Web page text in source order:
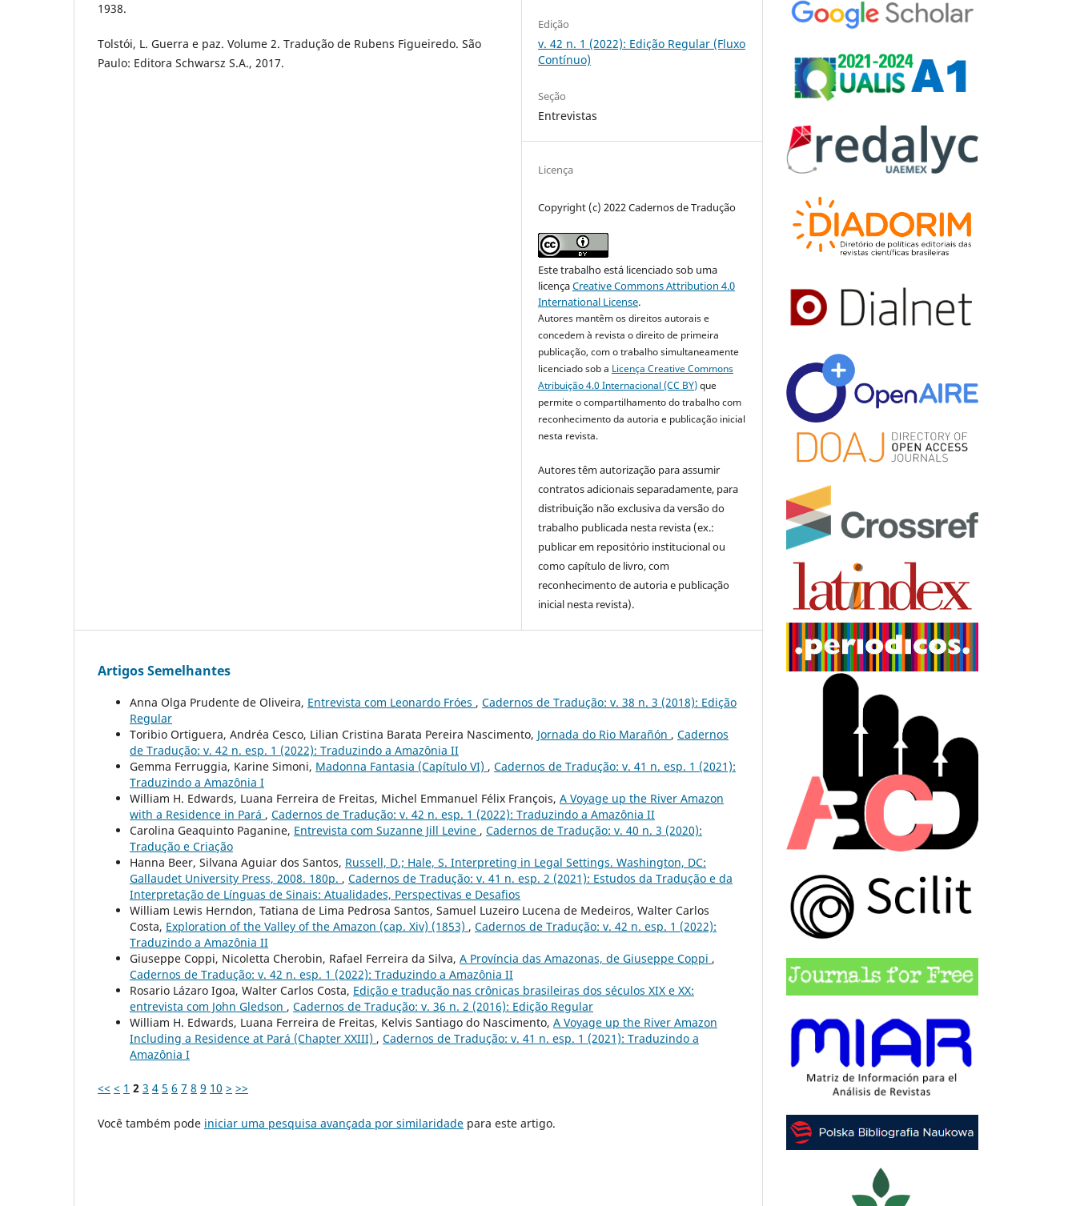
1938.
Tolstói, L. Guerra e paz. Volume 2. Tradução de Rubens Figueiredo. São
Paulo: Editora Schwarsz S.A., 2017.
Edição
v. 42 n. 1 (2022): Edição Regular (Fluxo
Contínuo)
Seção
Entrevistas
Licença
Copyright (c) 2022 Cadernos de Tradução
Este trabalho está licenciado sob uma
licençaCreative Commons Attribution 4.0
International License.
Autores mantêm os direitos autorais e
concedem à revista o direito de primeira
publicação, com o trabalho simultaneamente
licenciado sob a Licença Creative Commons
Atribuição 4.0 Internacional (CC BY)que
permite o compartilhamento do trabalho com
reconhecimento da autoria e publicação inicial
nesta revista.
Autores têm autorização para assumir
contratos adicionais separadamente, para
distribuição não exclusiva da versão do
trabalho publicada nesta revista (ex.:
publicar em repositório institucional ou
como capítulo de livro, com
reconhecimento de autoria e publicação
inicial nesta revista).
Artigos Semelhantes
Anna Olga Prudente de Oliveira, Entrevista com Leonardo Fróes , Cadernos de Tradução: v. 38 n. 3 (2018): Edição
Regular
Toribio Ortiguera, Andréa Cesco, Lilian Cristina Barata Pereira Nascimento, Jornada do Rio Marañón , Cadernos
de Tradução: v. 42 n. esp. 1 (2022): Traduzindo a Amazônia II
Gemma Ferruggia, Karine Simoni, Madonna Fantasia (Capítulo VI) , Cadernos de Tradução: v. 41 n. esp. 1 (2021):
Traduzindo a Amazônia I
William H. Edwards, Luana Ferreira de Freitas, Michel Emmanuel Félix François, A Voyage up the River Amazon
with a Residence in Pará , Cadernos de Tradução: v. 42 n. esp. 1 (2022): Traduzindo a Amazônia II
Carolina Geaquinto Paganine, Entrevista com Suzanne Jill Levine , Cadernos de Tradução: v. 40 n. 3 (2020):
Tradução e Criação
Hanna Beer, Silvana Aguiar dos Santos, Russell, D.; Hale, S. Interpreting in Legal Settings. Washington, DC:
Gallaudet University Press, 2008. 180p. , Cadernos de Tradução: v. 41 n. esp. 2 (2021): Estudos da Tradução e da
Interpretação de Línguas de Sinais: Atualidades, Perspectivas e Desafios
William Lewis Herndon, Tatiana de Lima Pedrosa Santos, Samuel Luzeiro Lucena de Medeiros, Walter Carlos
Costa, Exploration of the Valley of the Amazon (cap. Xiv) (1853) , Cadernos de Tradução: v. 42 n. esp. 1 (2022):
Traduzindo a Amazônia II
Giuseppe Coppi, Nicoletta Cherobin, Rafael Ferreira da Silva, A Província das Amazonas, de Giuseppe Coppi ,
Cadernos de Tradução: v. 42 n. esp. 1 (2022): Traduzindo a Amazônia II
Rosario Lázaro Igoa, Walter Carlos Costa, Edição e tradução nas crônicas brasileiras dos séculos XIX e XX:
entrevista com John Gledson , Cadernos de Tradução: v. 36 n. 2 (2016): Edição Regular
William H. Edwards, Luana Ferreira de Freitas, Kelvis Santiago do Nascimento, A Voyage up the River Amazon
Including a Residence at Pará (Chapter XXIII) , Cadernos de Tradução: v. 41 n. esp. 1 (2021): Traduzindo a
Amazônia I
<< < 1 2 3 4 5 6 7 8 9 10 > >>
Você também pode iniciar uma pesquisa avançada por similaridade para este artigo.